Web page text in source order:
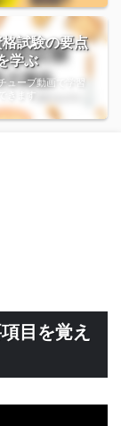
試験の要点
学ぶ
ューブ動画で学習
目を覚え